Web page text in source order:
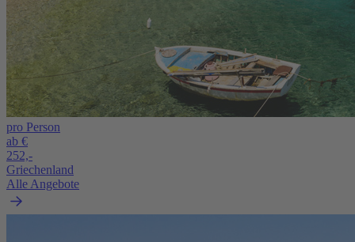
pro Person
ab €
252,-
Griechenland
Alle Angebote